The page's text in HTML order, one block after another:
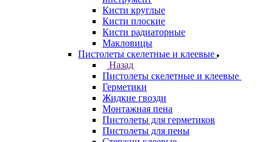
Кисти круглые
Кисти плоские
Кисти радиаторные
Макловицы
Пистолеты скелетные и клеевые
Назад
Пистолеты скелетные и клеевые
Герметики
Жидкие гвозди
Монтажная пена
Пистолеты для герметиков
Пистолеты для пены